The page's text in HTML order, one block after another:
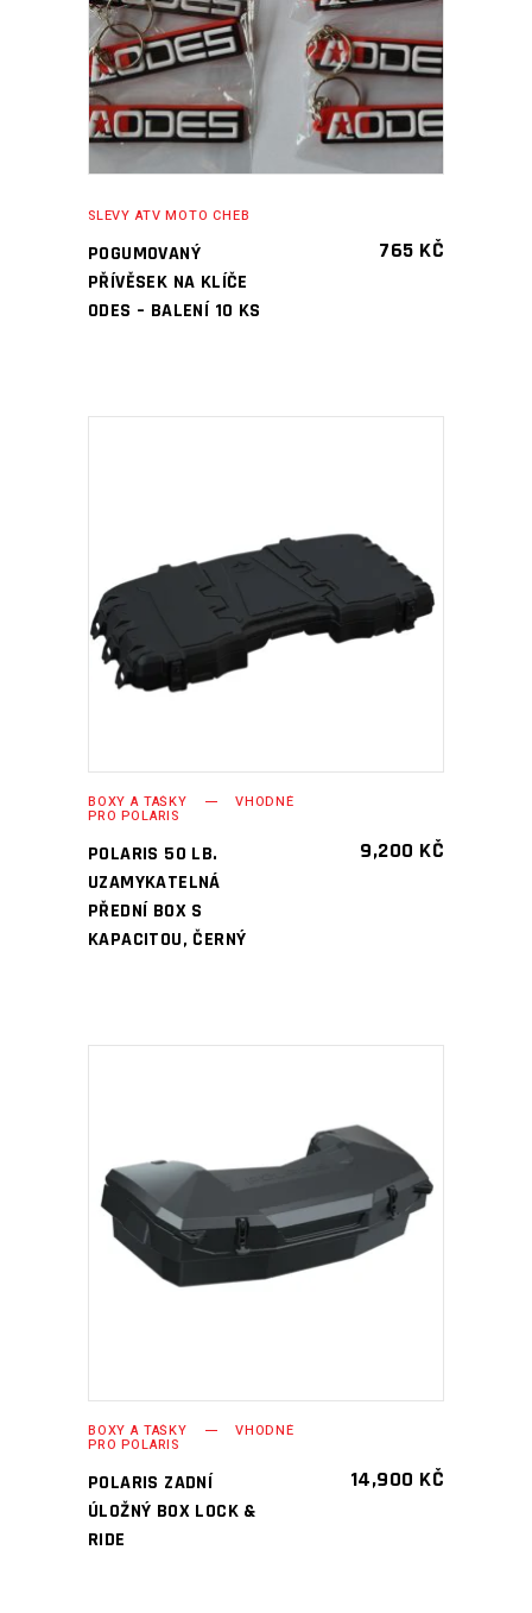
SLEVY ATV MOTO CHEB
POGUMOVANÝ
PŘÍVĚSEK NA KLÍČE
ODES – BALENÍ 10 KS
765 KČ
PŘIDAT DO KOŠÍKU
BOXY A TAŠKY VHODNÉ
PRO POLARIS
POLARIS 50 LB.
UZAMYKATELNÁ
PŘEDNÍ BOX S
KAPACITOU, ČERNÝ
9,200 KČ
PŘIDAT DO KOŠÍKU
BOXY A TAŠKY VHODNÉ
PRO POLARIS
POLARIS ZADNÍ
ÚLOŽNÝ BOX LOCK &
RIDE
14,900 KČ